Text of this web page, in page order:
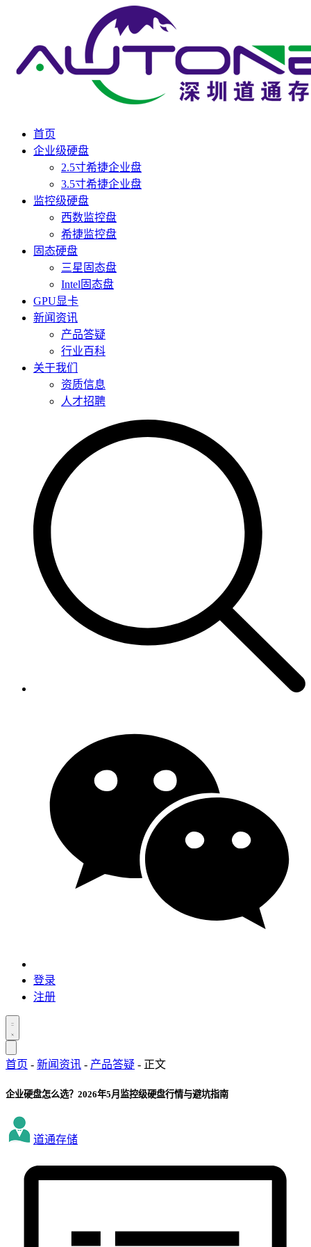
首页
企业级硬盘
2.5寸希捷企业盘
3.5寸希捷企业盘
监控级硬盘
西数监控盘
希捷监控盘
固态硬盘
三星固态盘
Intel固态盘
GPU显卡
新闻资讯
产品答疑
行业百科
关于我们
资质信息
人才招聘
登录
注册
首页 - 新闻资讯 - 产品答疑 - 正文
企业硬盘怎么选？2026年5月监控级硬盘行情与避坑指南
道通存储